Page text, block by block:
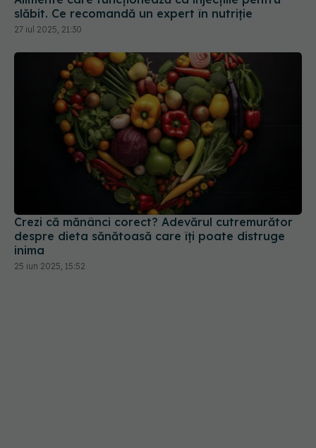
slăbit. Ce recomandă un expert în nutriție
27 iul 2025, 21:30
Crezi că mănânci corect? Adevărul cutremurător
despre dieta sănătoasă care îți poate distruge
inima
25 iun 2025, 15:52